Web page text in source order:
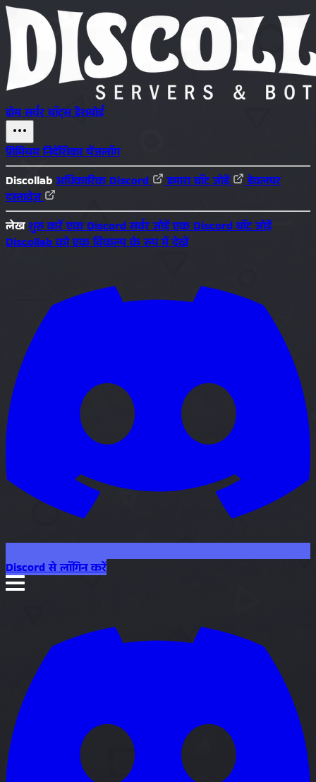
होमसर्वरबॉट्सडैशबोर्ड
प्रीमियमनिर्देशिकाचेंजलॉग
Discollab अधिकारिक Discord हमारा बॉट जोड़ें
डेवलपर
दस्तावेज़
लेखशुरू करेंएक Discord सर्वर जोड़ेंएक Discord बॉट जोड़ें
Discollab को एक विकल्प के रूप में देखें
Discord से लॉगिन करें